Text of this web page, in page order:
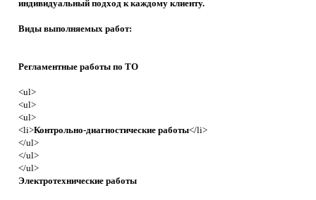
индивидуальный подход к каждому клиенту.
Виды выполняемых работ:
Регламентные работы по ТО
<ul>
<ul>
<ul>
<li>Контрольно-диагностические работы</li>
</ul>
</ul>
</ul>
Электротехнические работы